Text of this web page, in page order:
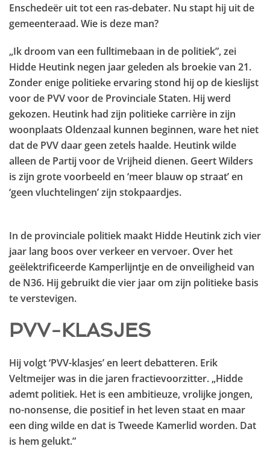
Enschedeër uit tot een ras-debater. Nu stapt hij uit de
gemeenteraad. Wie is deze man?
„Ik droom van een fulltimebaan in de politiek”, zei
Hidde Heutink negen jaar geleden als broekie van 21.
Zonder enige politieke ervaring stond hij op de kieslijst
voor de PVV voor de Provinciale Staten. Hij werd
gekozen. Heutink had zijn politieke carrière in zijn
woonplaats Oldenzaal kunnen beginnen, ware het niet
dat de PVV daar geen zetels haalde. Heutink wilde
alleen de Partij voor de Vrijheid dienen. Geert Wilders
is zijn grote voorbeeld en ‘meer blauw op straat’ en
‘geen vluchtelingen’ zijn stokpaardjes.
In de provinciale politiek maakt Hidde Heutink zich vier
jaar lang boos over verkeer en vervoer. Over het
geëlektrificeerde Kamperlijntje en de onveiligheid van
de N36. Hij gebruikt die vier jaar om zijn politieke basis
te verstevigen.
PVV-KLASJES
Hij volgt ‘PVV-klasjes’ en leert debatteren. Erik
Veltmeijer was in die jaren fractievoorzitter. „Hidde
ademt politiek. Het is een ambitieuze, vrolijke jongen,
no-nonsense, die positief in het leven staat en maar
een ding wilde en dat is Tweede Kamerlid worden. Dat
is hem gelukt.”